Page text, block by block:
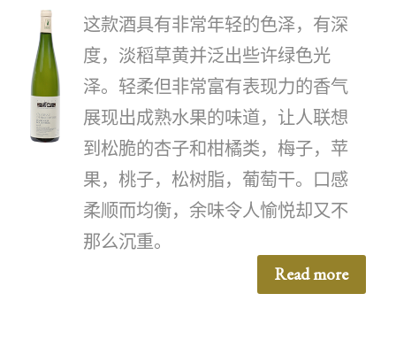
这款酒具有非常年轻的色泽，有深
度，淡稻草黄并泛出些许绿色光
泽。轻柔但非常富有表现力的香气
展现出成熟水果的味道，让人联想
到松脆的杏子和柑橘类，梅子，苹
果，桃子，松树脂，葡萄干。口感
柔顺而均衡，余味令人愉悦却又不
那么沉重。
Read more